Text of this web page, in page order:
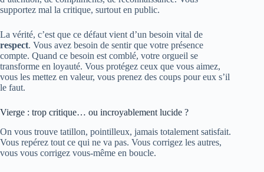
supportez mal la critique, surtout en public.
La vérité, c’est que ce défaut vient d’un besoin vital de
respect. Vous avez besoin de sentir que votre présence
compte. Quand ce besoin est comblé, votre orgueil se
transforme en loyauté. Vous protégez ceux que vous aimez,
vous les mettez en valeur, vous prenez des coups pour eux s’il
le faut.
Vierge : trop critique… ou incroyablement lucide ?
On vous trouve tatillon, pointilleux, jamais totalement satisfait.
Vous repérez tout ce qui ne va pas. Vous corrigez les autres,
vous vous corrigez vous-même en boucle.